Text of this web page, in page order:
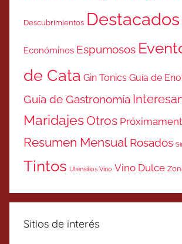
Descubrimientos Destacados
Económinos Espumosos
de Cata Gin Tonics Guía de
Guía de Gastronomía
MaridajesOtros
Resumen Mensual Rosados
Tintos Utensilios Vino Vino Dulce
Sitios de interés